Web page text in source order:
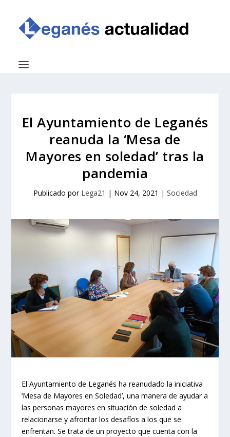
El Ayuntamiento de Leganés
reanuda la ‘Mesa de
Mayores en soledad’ tras la
pandemia
Publicado por Lega21 | Nov 24, 2021 | Sociedad
El Ayuntamiento de Leganés ha reanudado la iniciativa
‘Mesa de Mayores en Soledad’, una manera de ayudar a
las personas mayores en situación de soledad a
relacionarse y afrontar los desafíos a los que se
enfrentan. Se trata de un proyecto que cuenta con la